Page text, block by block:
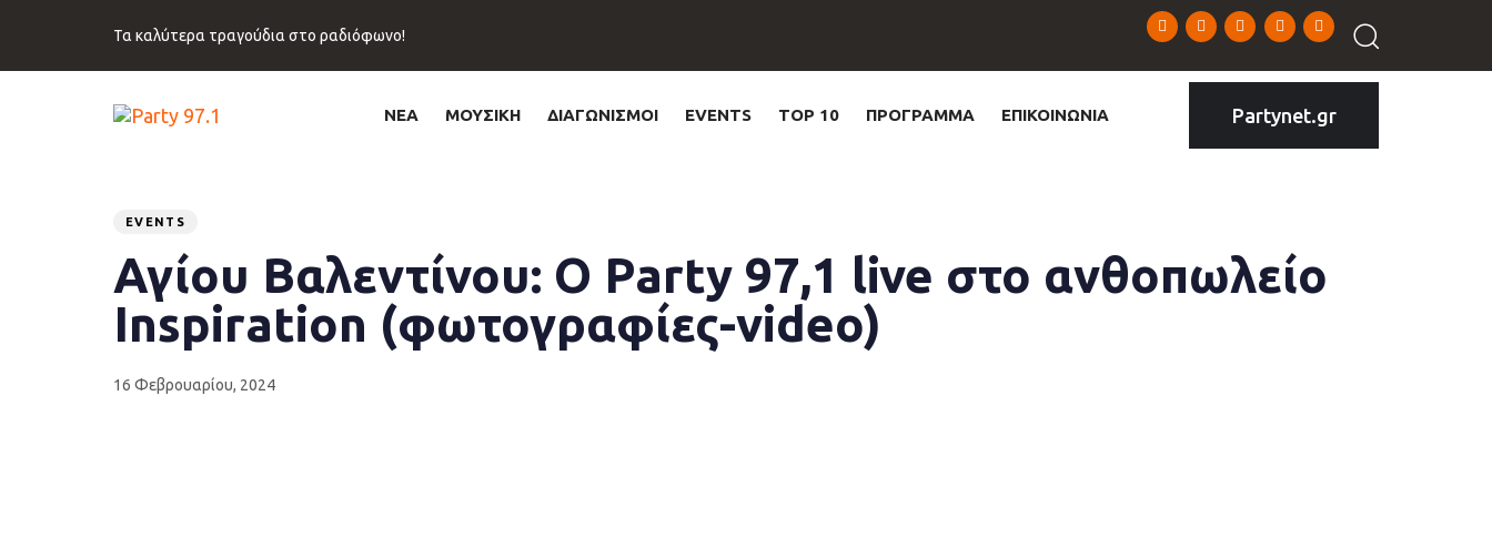
navigation
Τα καλύτερα τραγούδια στο ραδιόφωνο!
ΝΕΑ ΜΟΥΣΙΚΗ ΔΙΑΓΩΝΙΣΜΟΙ EVENTS TOP 10 ΠΡΟΓΡΑΜΜΑ ΕΠΙΚΟΙΝΩΝΙΑ Partynet.gr
EVENTS
Αγίου Βαλεντίνου: Ο Party 97,1 live στο ανθοπωλείο
Inspiration (φωτογραφίες-video)
on:
16 Φεβρουαρίου, 2024